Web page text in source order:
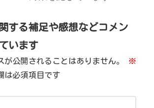
する補足や感想などコメン
います
が公開されることはありません。
※
は必須項目です